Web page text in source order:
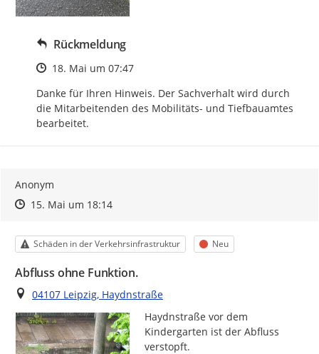
Rückmeldung
Zeitpunkt des Erstellens
18. Mai um 07:47
Danke für Ihren Hinweis. Der Sachverhalt wird durch
die Mitarbeitenden des Mobilitäts- und Tiefbauamtes
bearbeitet.
Anonym
Zeitpunkt des Erstellens
Zeitpunkt des Erstellens
15. Mai um 18:14Zur Äußerung
Kategorie
Schäden in der Verkehrsinfrastruktur Status
Neu
Abfluss ohne Funktion.
Ort
04107 Leipzig, Haydnstraße
Haydnstraße vor dem
Kindergarten ist der Abfluss
verstopft.